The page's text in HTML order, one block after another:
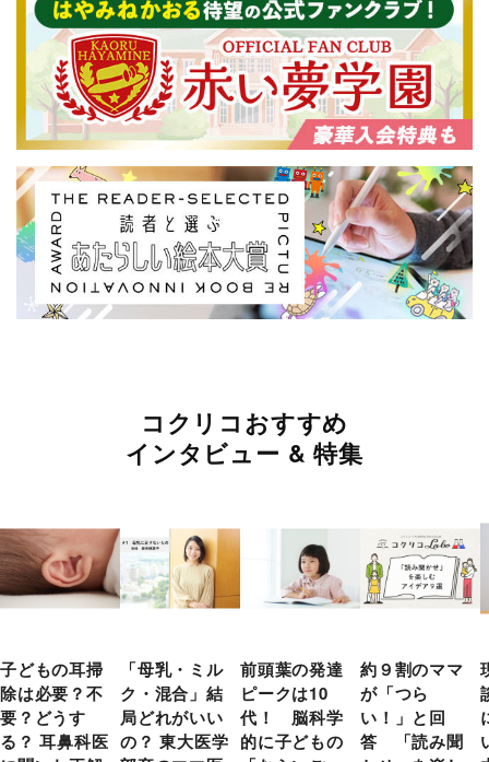
コクリコおすすめ
インタビュー & 特集
子どもの耳掃
除は必要？不
要？どうす
る？ 耳鼻科医
「母乳・ミル
ク・混合」結
局どれがいい
の？ 東大医学
前頭葉の発達
ピークは10
代！ 脳科学
的に子どもの
約９割のママ
が「つら
い！」と回
答 「読み聞